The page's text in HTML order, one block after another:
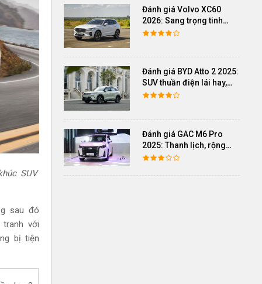
SUV
sau đó
tranh với
bị tiện
Đánh giá Volvo XC60
2026: Sang trọng tinh
giản, an toàn và đủ khác
Đánh giá BYD Atto 2 2025:
SUV thuần điện lái hay,
cách âm vượt trội
Đánh giá GAC M6 Pro
2025: Thanh lịch, rộng
rãi, đầy đủ tiện nghi, vận